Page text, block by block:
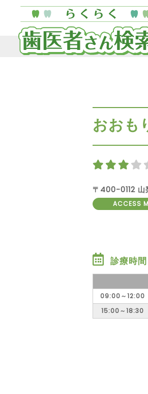
おおも
〒400-0112 山
ACCESS
診療時
09:00～12:00
15:00～18:30